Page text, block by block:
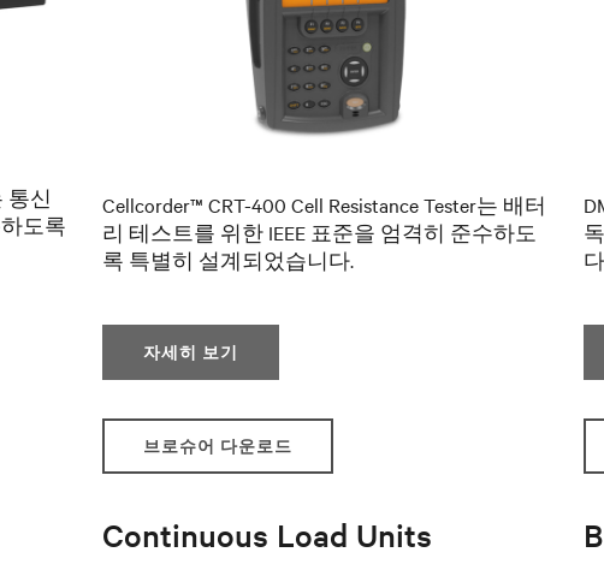
통신
도록
Cellcorder™ CRT-400 Cell Resistance Tester는 배터
리 테스트를 위한 IEEE 표준을 엄격히 준수하도
록 특별히 설계되었습니다.
자세히 보기
브로슈어 다운로드
Continuous Load Units